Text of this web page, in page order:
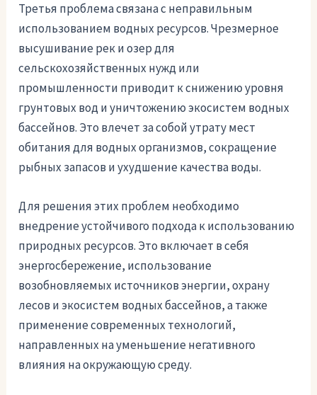
Третья проблема связана с неправильным
использованием водных ресурсов. Чрезмерное
высушивание рек и озер для
сельскохозяйственных нужд или
промышленности приводит к снижению уровня
грунтовых вод и уничтожению экосистем водных
бассейнов. Это влечет за собой утрату мест
обитания для водных организмов, сокращение
рыбных запасов и ухудшение качества воды.
Для решения этих проблем необходимо
внедрение устойчивого подхода к использованию
природных ресурсов. Это включает в себя
энергосбережение, использование
возобновляемых источников энергии, охрану
лесов и экосистем водных бассейнов, а также
применение современных технологий,
направленных на уменьшение негативного
влияния на окружающую среду.